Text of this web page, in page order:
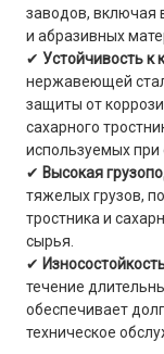
заводов, включая
и абразивных
✔ Устойчивость к
нержавеющей
защиты от
сахарного
используемых при
✔ Высокая
тяжелых грузов,
тростника и
сырья.
✔
течение
обеспечивает
техническое